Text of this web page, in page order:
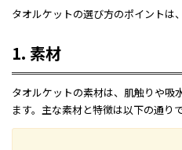
タオルケットの選び方のポイントは、
1. 素材
タオルケットの素材は、肌触りや吸
ます。主な素材と特徴は以下の通りで